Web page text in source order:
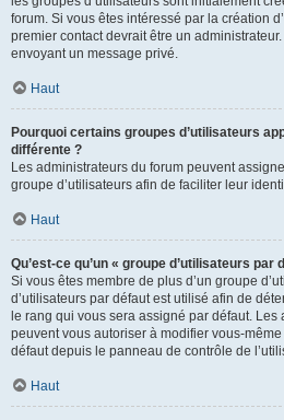
forum. Si vous êtes intéressé par la création
premier contact devrait être un
envoyant un message privé.
Haut
Pourquoi certains groupes d’utilisateurs
différente ?
Les administrateurs du forum peuvent
groupe d’utilisateurs afin de faciliter leur
Haut
Qu’est-ce qu’un « groupe d’utilisateurs par
Si vous êtes membre de plus d’un groupe
d’utilisateurs par défaut est utilisé afin de
le rang qui vous sera assigné par défaut. Les
peuvent vous autoriser à modifier vous-
défaut depuis le panneau de contrôle de
Haut